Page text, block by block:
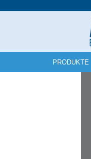
PRODUKTE